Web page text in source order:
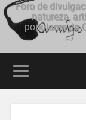
Foro de
natureza,
populares do